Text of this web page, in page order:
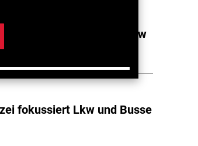
Viele Verstöße von Lkw
fokussiert Lkw und Busse